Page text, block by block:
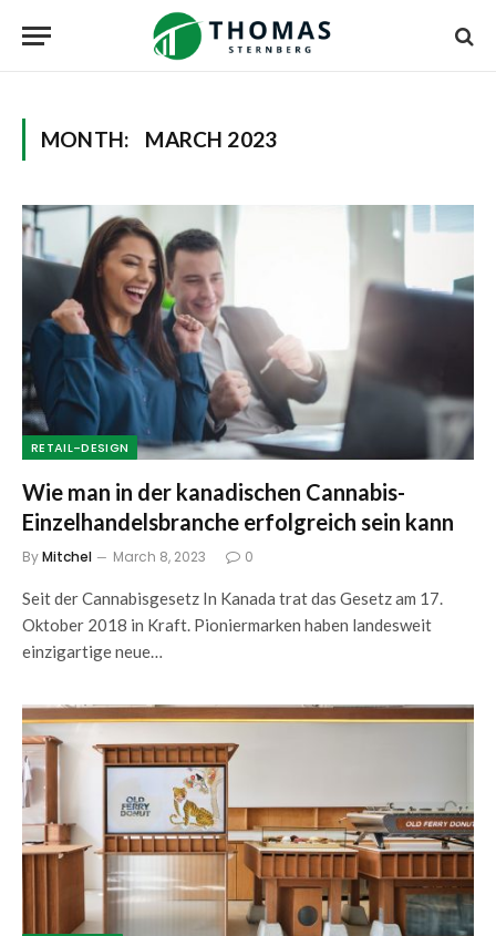
MONTH: MARCH 2023
RETAIL-DESIGN
Wie man in der kanadischen Cannabis-
Einzelhandelsbranche erfolgreich sein kann
ByMitchel March 8, 2023 0
Seit der Cannabisgesetz In Kanada trat das Gesetz am 17.
Oktober 2018 in Kraft. Pioniermarken haben landesweit
einzigartige neue…